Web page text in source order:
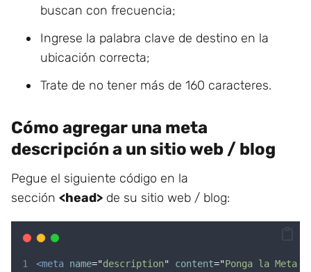
buscan con frecuencia;
Ingrese la palabra clave de destino en la
ubicación correcta;
Trate de no tener más de 160 caracteres.
Cómo agregar una meta
descripción a un sitio web / blog
Pegue el siguiente código en la
sección <head> de su sitio web / blog:
<meta name="description" content="Ponga la Meta